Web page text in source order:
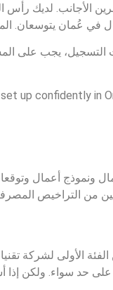
لديك رأس
في عُمان يتوسعان.
يجب على
up confidently in
أعمال
من التراخيص
الأولى لشركة تقنيات
حد سواء. ولكن